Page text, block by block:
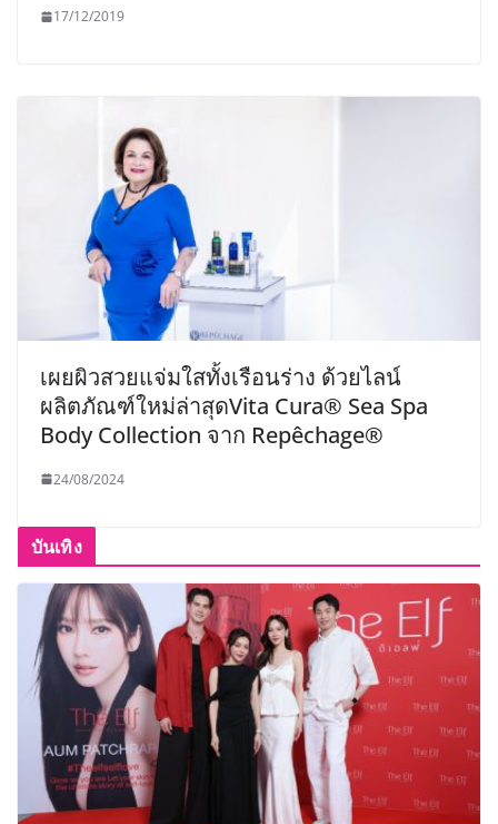
17/12/2019
เผยผิวสวยแจ่มใสทั้งเรือนร่าง ด้วยไลน์
ผลิตภัณฑ์ใหม่ล่าสุดVita Cura® Sea Spa
Body Collection จาก Repêchage®
24/08/2024
บันเทิง